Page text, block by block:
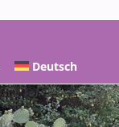
Deutsch